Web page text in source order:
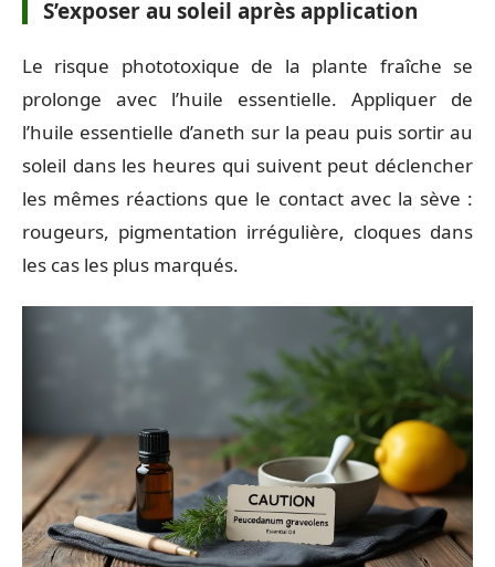
S’exposer au soleil après application
Le risque phototoxique de la plante fraîche se
prolonge avec l’huile essentielle. Appliquer de
l’huile essentielle d’aneth sur la peau puis sortir au
soleil dans les heures qui suivent peut déclencher
les mêmes réactions que le contact avec la sève :
rougeurs, pigmentation irrégulière, cloques dans
les cas les plus marqués.